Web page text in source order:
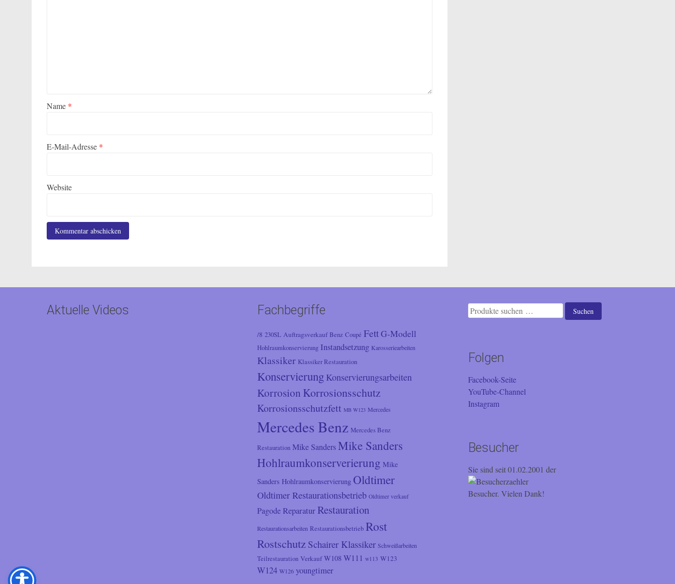
Name *
E-Mail-Adresse *
Website
Aktuelle Videos Fachbegriffe
/8 230SL Auftragsverkauf Benz Coupé FettG-Modell
Hohlraumkonservierung Instandsetzung Karosseriearbeiten
Klassiker Klassiker Restauration
Konservierung Konservierungsarbeiten
Korrosion Korrosionsschutz
Korrosionsschutzfett MB W123 Mercedes
Mercedes Benz Mercedes Benz
Restauration Mike SandersMike Sanders
Hohlraumkonserverierung Mike
Sanders Hohlraumkonservierung Oldtimer
Oldtimer Restaurationsbetrieb Oldtimer verkauf
PagodeReparaturRestauration
Restaurationsarbeiten Restaurationsbetrieb Rost
Rostschutz Schairer Klassiker Schweißarbeiten
Teilrestauration Verkauf W108 W111 w113 W123
W124 W126 youngtimer
Suchen
nach:
Suchen
Folgen
Facebook-Seite
YouTube-Channel
Instagram
Besucher
Sie sind seit 01.02.2001 der
Besucher. Vielen Dank!